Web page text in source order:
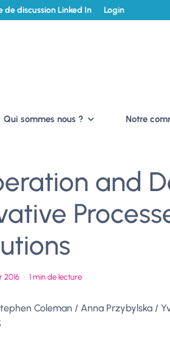
de discussion Linked In Login
Qui sommes nous ? Notre
and
2016 · 1 min de lecture
Coleman / Anna Przybylska /